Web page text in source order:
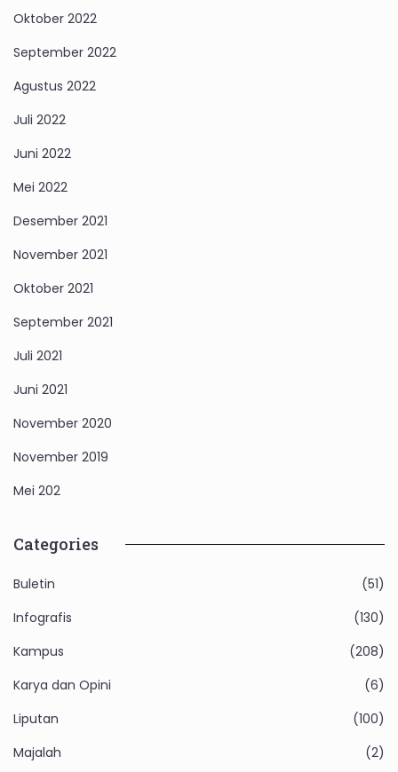
Oktober 2022
September 2022
Agustus 2022
Juli 2022
Juni 2022
Mei 2022
Desember 2021
November 2021
Oktober 2021
September 2021
Juli 2021
Juni 2021
November 2020
November 2019
Mei 202
Categories
Buletin
(51)
Infografis
(130)
Kampus
(208)
Karya dan Opini
(6)
Liputan
(100)
Majalah
(2)